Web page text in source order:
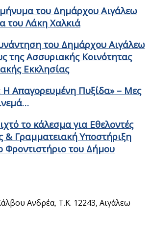
του Δημάρχου Αιγάλεω
του Λάκη Χαλκιά
του Δημάρχου Αιγάλεω
της Ασσυριακής Κοινότητας
Εκκλησίας
Η Απαγορευμένη Πυξίδα» – Μες
το κάλεσμα για Εθελοντές
& Γραμματειακή Υποστήριξη
Φροντιστήριο του Δήμου
Ανδρέα, Τ.Κ. 12243, Αιγάλεω